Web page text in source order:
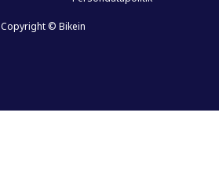
Copyright © Bikein